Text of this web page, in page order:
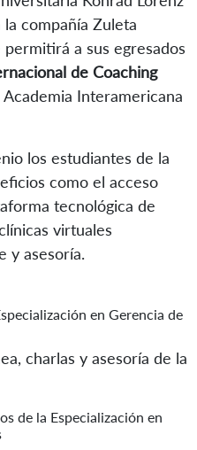
compañía Zuleta
a sus egresados
de Coaching
Interamericana
los estudiantes de la
como el acceso
tecnológica de
virtuales
y asesoría.
en Gerencia de
charlas y asesoría de la
de la Especialización en